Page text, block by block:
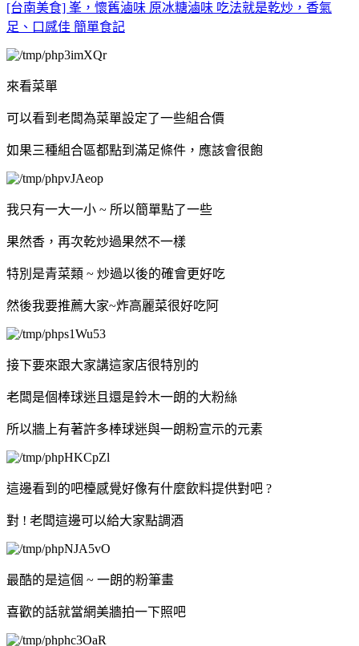
[台南美食] 峯，懷舊滷味 原冰糖滷味 吃法就是乾炒，香氣
足、口感佳 簡單食記
來看菜單
可以看到老闆為菜單設定了一些組合價
如果三種組合區都點到滿足條件，應該會很飽
我只有一大一小 ~ 所以簡單點了一些
果然香，再次乾炒過果然不一樣
特別是青菜類 ~ 炒過以後的確會更好吃
然後我要推薦大家~炸高麗菜很好吃阿
接下要來跟大家講這家店很特別的
老闆是個棒球迷且還是鈴木一朗的大粉絲
所以牆上有著許多棒球迷與一朗粉宣示的元素
這邊看到的吧檯感覺好像有什麼飲料提供對吧 ?
對 ! 老闆這邊可以給大家點調酒
最酷的是這個 ~ 一朗的粉筆畫
喜歡的話就當網美牆拍一下照吧